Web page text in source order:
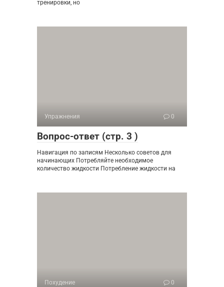
тренировки, но
Упражнения 0
Вопрос-ответ (стр. 3 )
Навигация по записям Несколько советов для
начинающих Потребляйте необходимое
количество жидкости Потребление жидкости на
Похудение 0